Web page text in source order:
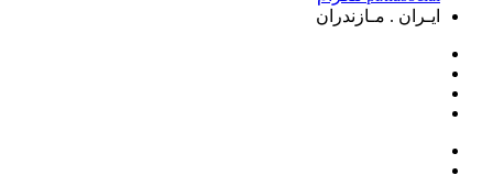
ایـران . مـازندران